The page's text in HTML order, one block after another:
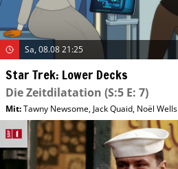
Sa, 08.08 21:25
Star Trek: Lower Decks
Die Zeitdilatation (S:5 E: 7)
Mit:Tawny Newsome, Jack Quaid, Noël Wells